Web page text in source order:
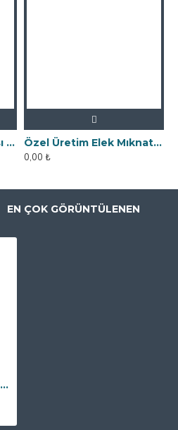
Geri Dönüşüm Fabrikası İçin Kolay Temizlenebilir Neodyum Elek Mıknatıs
Özel Üretim Elek Mıknatıs - Un Fabrikasına
0,00 ₺
EN ÇOK GÖRÜNTÜLENEN
Ø50x30 mm Elektromıknatıs - Yüksek Güçlü, Su Geçirmez